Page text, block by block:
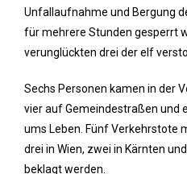
Unfallaufnahme und Bergung
für mehrere Stunden gesperrt
verunglückten drei der elf
Sechs Personen kamen in der
vier auf Gemeindestraßen und
ums Leben. Fünf Verkehrstote
drei in Wien, zwei in Kärnten
beklagt werden.